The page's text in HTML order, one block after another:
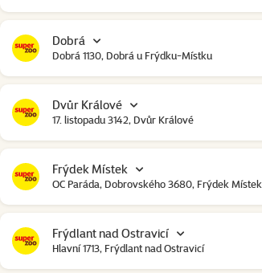
Dobrá
Dobrá 1130, Dobrá u Frýdku-Místku
Dvůr Králové
17. listopadu 3142, Dvůr Králové
Frýdek Místek
OC Paráda, Dobrovského 3680, Frýdek Místek
Frýdlant nad Ostravicí
Hlavní 1713, Frýdlant nad Ostravicí